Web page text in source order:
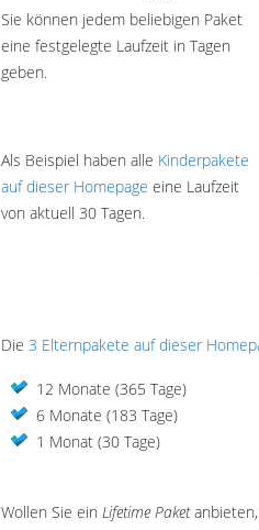
Sie können jedem beliebigen Paket
eine festgelegte Laufzeit in Tagen
geben.
Als Beispiel haben alle Kinderpakete
auf dieser Homepage eine Laufzeit
von aktuell 30 Tagen.
Die 3 Elternpakete auf dieser
12 Monate (365 Tage)
6 Monate (183 Tage)
1 Monat (30 Tage)
Wollen Sie ein Lifetime Paketanbieten,